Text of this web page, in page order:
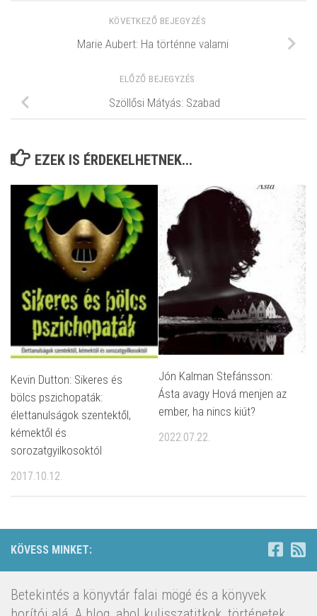
KÖVETKEZŐ BEJEGYZÉS
Marie Aubert: Ha történne valami
ELŐZŐ BEJEGYZÉS
Szöllősi Mátyás: Szabad
EZEK IS ÉRDEKELHETNEK...
Kevin Dutton: Sikeres és
bölcs pszichopaták:
élettanulságok szentektől,
kémektől és
sorozatgyilkosoktól
2017.10.12.
Jón Kalman Stefánsson:
Ásta avagy Hová menjen az
ember, ha nincs kiút?
2022.07.22.
KÖVESS MINKET:
Betekintés a könyvtár falai mögé és a könyvek